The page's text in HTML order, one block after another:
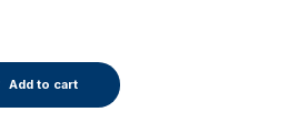
Add to cart